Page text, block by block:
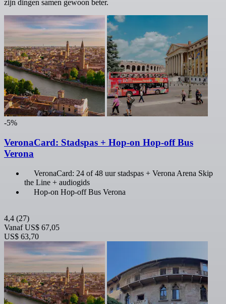
zijn dingen samen gewoon beter.
-5%
VeronaCard: Stadspas + Hop-on Hop-off Bus
Verona
VeronaCard: 24 of 48 uur stadspas + Verona Arena Skip
the Line + audiogids
Hop-on Hop-off Bus Verona
4,4 (27)
Vanaf US$ 67,05
US$ 63,70